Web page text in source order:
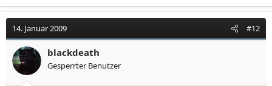
14. Januar 2009 #12
blackdeath
Gesperrter Benutzer